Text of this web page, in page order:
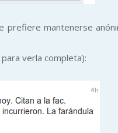
mantenerse
para verla completa):